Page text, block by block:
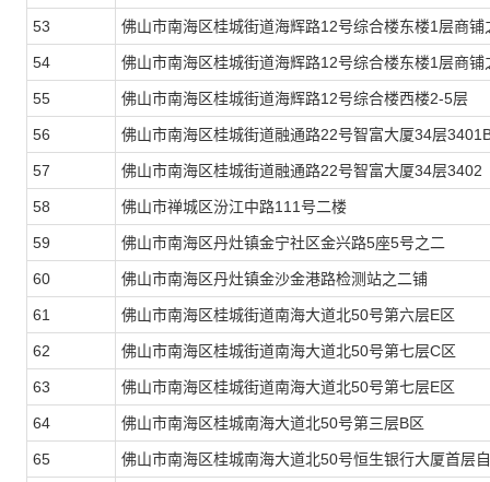
53 佛山市南海区桂城街道海辉路12号综合楼东楼1层商铺
54 佛山市南海区桂城街道海辉路12号综合楼东楼1层商铺
55 佛山市南海区桂城街道海辉路12号综合楼西楼2-5层
56 佛山市南海区桂城街道融通路22号智富大厦34层
57 佛山市南海区桂城街道融通路22号智富大厦34层3402
58 佛山市禅城区汾江中路111号二楼
59 佛山市南海区丹灶镇金宁社区金兴路5座5号之二
60 佛山市南海区丹灶镇金沙金港路检测站之二铺
61 佛山市南海区桂城街道南海大道北50号第六层E区
62 佛山市南海区桂城街道南海大道北50号第七层C区
63 佛山市南海区桂城街道南海大道北50号第七层E区
64 佛山市南海区桂城南海大道北50号第三层B区
65 佛山市南海区桂城南海大道北50号恒生银行大厦首层